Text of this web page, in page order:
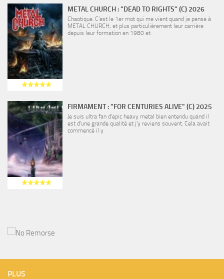
METAL CHURCH : "DEAD TO RIGHTS" (C) 2026
Chaotique. C’est le 1er mot qui me vient quand je pense à
METAL CHURCH, et plus particulièrement leur carrière
depuis leur formation en 1980 et
FIRMAMENT : "FOR CENTURIES ALIVE" (C) 2025
Je suis ultra fan d’epic heavy metal bien entendu quand il
est d’une grande qualité et j’y reviens souvent. Cela avait
commencé il y
PLUS